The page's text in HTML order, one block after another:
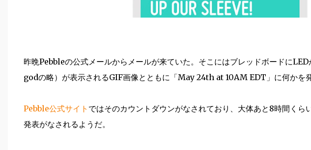
昨晩Pebbleの公式メールからメールが来ていた。そこにはブレッドボードに
godの略）が表示されるGIF画像とともに「May 24th at 10AM EDT」に何かを
Pebble公式サイト ではそのカウントダウンがなされており、大体あと8時間くら
発表がなされるようだ。